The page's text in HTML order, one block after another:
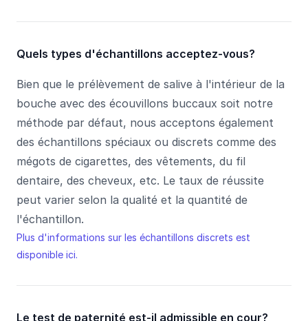
Quels types d'échantillons acceptez-vous?
Bien que le prélèvement de salive à l'intérieur de la
bouche avec des écouvillons buccaux soit notre
méthode par défaut, nous acceptons également
des échantillons spéciaux ou discrets comme des
mégots de cigarettes, des vêtements, du fil
dentaire, des cheveux, etc. Le taux de réussite
peut varier selon la qualité et la quantité de
l'échantillon.
Plus d'informations sur les échantillons discrets est
disponible ici.
Le test de paternité est-il admissible en cour?